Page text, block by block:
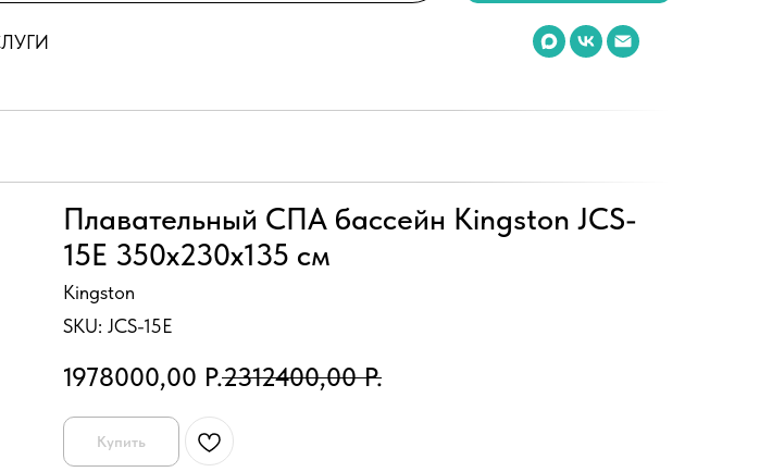
Плавательный СПА бассейн Kingston JCS-
15E 350x230х135 см
Kingston
SKU: JCS-15E
1978000,00 Р.2312400,00 Р.
Купить